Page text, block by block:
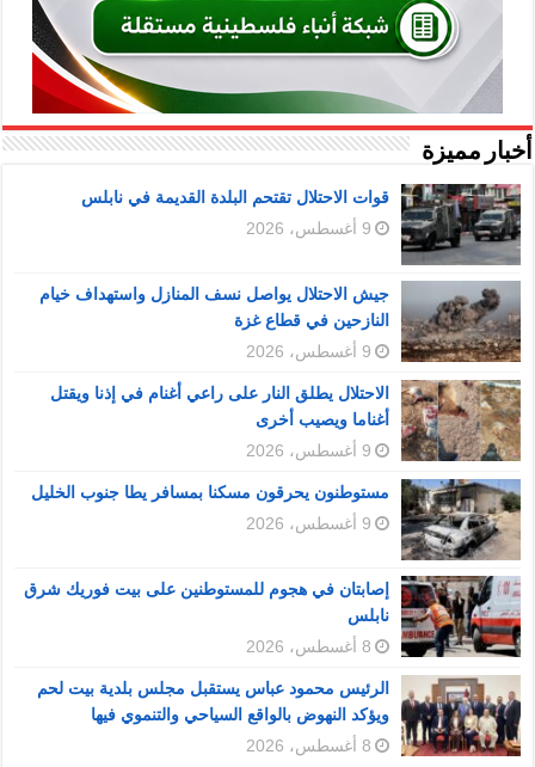
أخبار مميزة
قوات الاحتلال تقتحم البلدة القديمة في نابلس
9 أغسطس، 2026
جيش الاحتلال يواصل نسف المنازل واستهداف خيام
النازحين في قطاع غزة
9 أغسطس، 2026
الاحتلال يطلق النار على راعي أغنام في إذنا ويقتل
أغناما ويصيب أخرى
9 أغسطس، 2026
مستوطنون يحرقون مسكنا بمسافر يطا جنوب الخليل
9 أغسطس، 2026
إصابتان في هجوم للمستوطنين على بيت فوريك شرق
نابلس
8 أغسطس، 2026
الرئيس محمود عباس يستقبل مجلس بلدية بيت لحم
ويؤكد النهوض بالواقع السياحي والتنموي فيها
8 أغسطس، 2026